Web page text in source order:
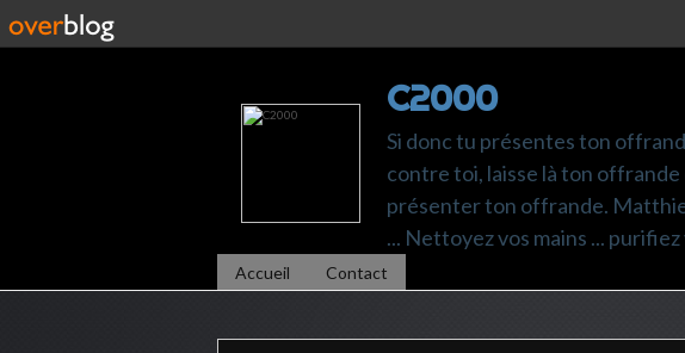
C2000
Si donc tu présentes ton
contre toi, laisse là ton
présenter ton offrande.
... Nettoyez vos mains ...
Accueil Contact